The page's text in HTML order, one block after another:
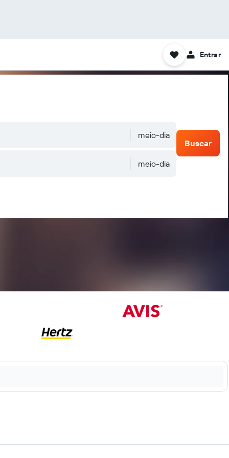
Entrar
meio-dia
meio-dia
Buscar